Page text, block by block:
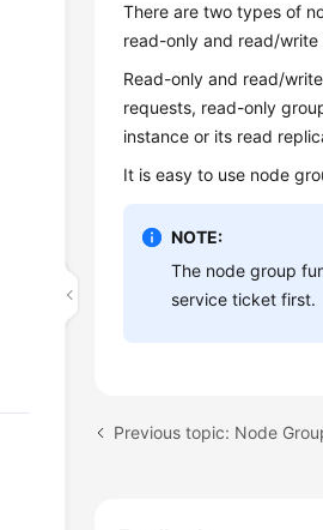
There are two types of
read-only and read/
Read-only and read/
requests, read-only
instance or its read
It is easy to use node
NOTE:
The node group
service ticket first.
Previous topic: Node